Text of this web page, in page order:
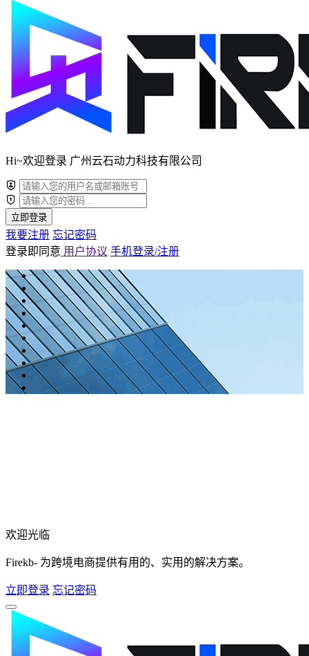
Hi~欢迎登录 广州云石动力科技有限公司
立即登录
我要注册 忘记密码
登录即同意 用户协议 手机登录/注册
欢迎光临
Firekb- 为跨境电商提供有用的、实用的解决方案。
立即登录 忘记密码